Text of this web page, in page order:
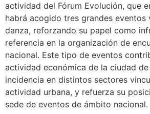
actividad del Fórum Evolución, que
habrá acogido tres grandes eventos
danza, reforzando su papel como
referencia en la organización de
nacional. Este tipo de eventos
actividad económica de la ciudad
incidencia en distintos sectores
actividad urbana, y refuerza su
sede de eventos de ámbito nacional.